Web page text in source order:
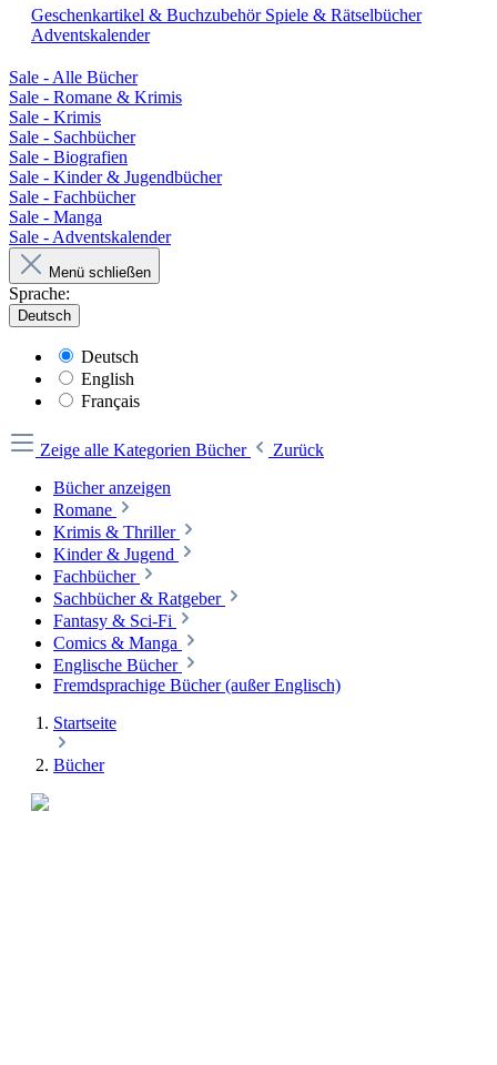
Geschenkartikel & Buchzubehör Spiele & Rätselbücher
Adventskalender
Sale - Alle Bücher
Sale - Romane & Krimis
Sale - Krimis
Sale - Sachbücher
Sale - Biografien
Sale - Kinder & Jugendbücher
Sale - Fachbücher
Sale - Manga
Sale - Adventskalender
Menü schließen
Sprache:
Deutsch
Deutsch
English
Français
Zeige alle Kategorien Bücher
Zurück
Bücher anzeigen
Romane
Krimis & Thriller
Kinder & Jugend
Fachbücher
Sachbücher & Ratgeber
Fantasy & Sci-Fi
Comics & Manga
Englische Bücher
Fremdsprachige Bücher (außer Englisch)
Startseite
Bücher